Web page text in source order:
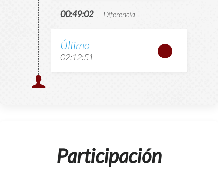
00:49:02 Diferencia
Último
02:12:51
Participación